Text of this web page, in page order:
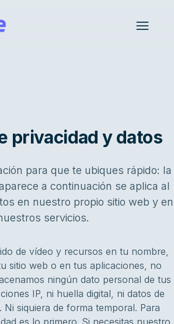
Cloud
Open
privacidad y datos
para que te ubiques rápido: la
a continuación se aplica al
en nuestro propio sitio web y en
servicios.
de vídeo y recursos en tu nombre,
sitio web o en tus aplicaciones, no
ningún dato personal de tus
IP, ni huella digital, ni datos de
siquiera de forma temporal. Para
es lo primero. Si necesitas nuestro